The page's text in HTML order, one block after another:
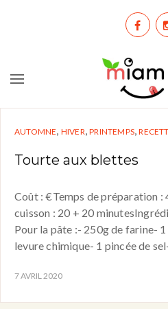
AUTOMNE, HIVER,PRINTEMPS,
Tourte aux blettes
Coût : €Temps de préparation :
cuisson : 20 + 20
Pour la pâte :- 250g de farine-
levure chimique- 1 pincée de
7 AVRIL 2020